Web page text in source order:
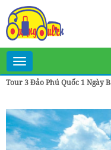
Toggle
navigation
Tour 3 Đảo Phú Quốc 1 Ngày